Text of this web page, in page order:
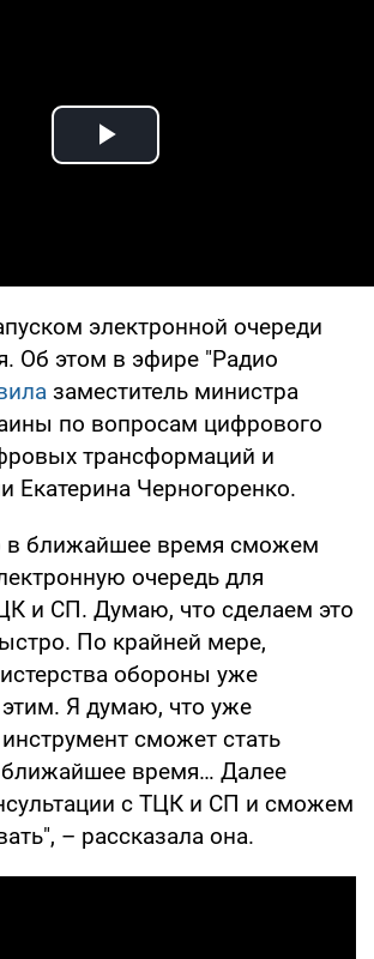
Play Video
электронной очереди
Об этом в эфире "Радио
заместитель министра
по вопросам цифрового
трансформаций и
Екатерина Черногоренко.
в ближайшее время сможем
очередь для
и СП. Думаю, что сделаем это
По крайней мере,
обороны уже
этим. Я думаю, что уже
сможет стать
время… Далее
с ТЦК и СП и сможем
– рассказала она.